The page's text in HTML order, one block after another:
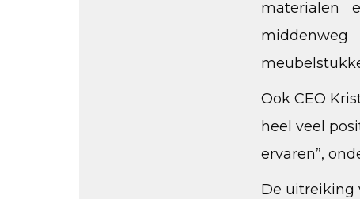
materialen
Ook CEO
heel veel
ervaren”,
De uitreiking